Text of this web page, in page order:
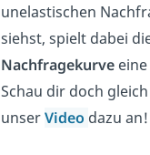
unelastischen
siehst, spielt dabei
Nachfragekurve
Schau dir doch
unserVideo dazu an!